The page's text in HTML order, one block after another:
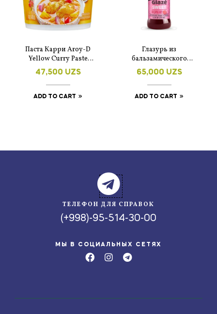
Паста Карри Aroy-D
Yellow Curry Paste
желтая, 400г
47,500 UZS
ADD TO CART
Глазурь из
бальзамического
уксуса со вкусом
малины De Nigris 250
мл
65,000 UZS
ADD TO CART
ТЕЛЕФОН ДЛЯ СПРАВОК
(+998)-95-514-30-00
МЫ В СОЦИАЛЬНЫХ СЕТЯХ